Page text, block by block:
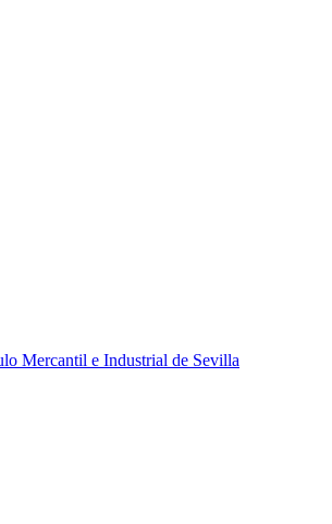
Mercantil e Industrial de Sevilla